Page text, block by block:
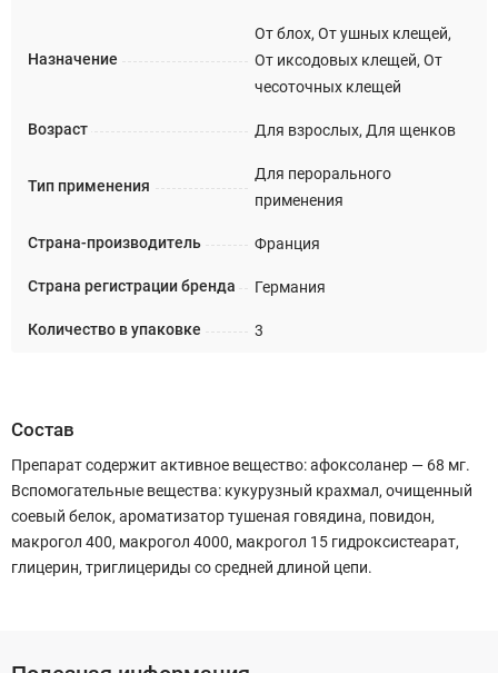
Назначение
От блох, От ушных клещей,
От иксодовых клещей, От
чесоточных клещей
Возраст Для взрослых, Для щенков
Тип применения
Для перорального
применения
Страна-производитель Франция
Страна регистрации бренда Германия
Количество в упаковке 3
Состав
Препарат содержит активное вещество: афоксоланер — 68 мг.
Вспомогательные вещества: кукурузный крахмал, очищенный
соевый белок, ароматизатор тушеная говядина, повидон,
макрогол 400, макрогол 4000, макрогол 15 гидроксистеарат,
глицерин, триглицериды со средней длиной цепи.